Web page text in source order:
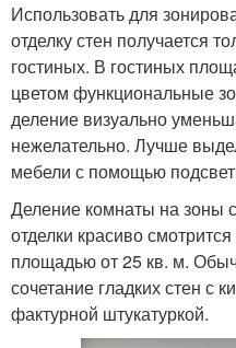
Использовать для
отделку стен получается
гостиных. В гостиных
цветом функциональные
деление визуально
нежелательно. Лучше
мебели с помощью
Деление комнаты на зоны
отделки красиво
площадью от 25 кв. м.
сочетание гладких стен с
фактурной штукатуркой.